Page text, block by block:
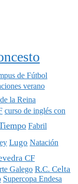
de Fútbol
verano
la Reina
curso de inglés con
Fabril
Lugo Natación
CF
Galego R.C. Celta
Supercopa Endesa